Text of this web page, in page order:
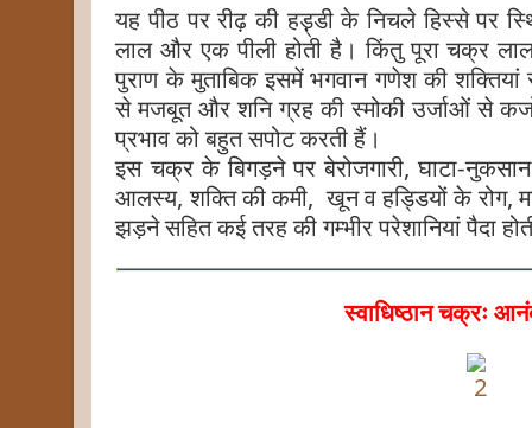
यह पीठ पर रीढ़ की हड़़्डी के निचले हिस्से पर
लाल और एक पीली होती है। किंतु पूरा चक्र
पुराण के मुताबिक इसमें भगवान गणेश की
से मजबूत और शनि ग्रह की स्मोकी उर्जाओं से
प्रभाव को बहुत सपोट करती हैं।
इस चक्र के बिगड़ने पर बेरोजगारी, घाटा-
आलस्य, शक्ति की कमी, खून व हड्डियों के रोग,
झड़ने सहित कई तरह की गम्भीर परेशानियां पैदा
स्वाधिष्ठान चक्रः